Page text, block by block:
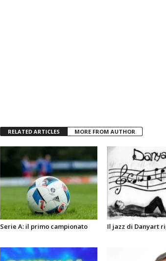
RELATED ARTICLES MORE FROM AUTHOR
Serie A: il primo campionato Il jazz di Danyart